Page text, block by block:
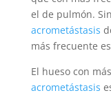
el de pulmón.
acrometástasis
más frecuente
El hueso con
acrometástasis